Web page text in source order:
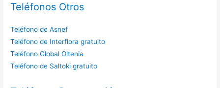
Teléfonos Otros
Teléfono de Asnef
Teléfono de Interflora gratuito
Teléfono Global Oltenia
Teléfono de Saltoki gratuito